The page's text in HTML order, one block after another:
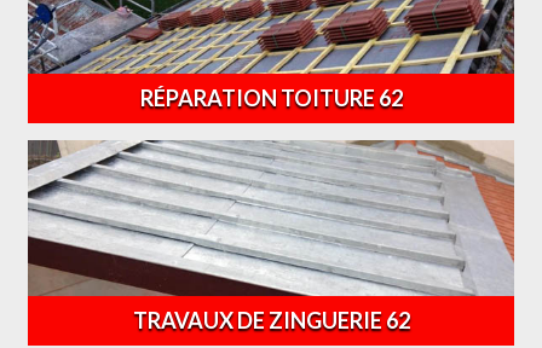
RÉPARATION TOITURE 62
TRAVAUX DE ZINGUERIE 62